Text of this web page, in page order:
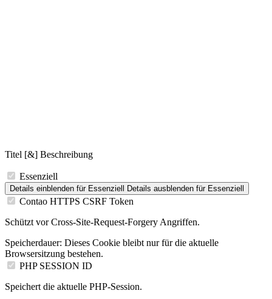
Titel [&] Beschreibung
Essenziell
Details einblenden für Essenziell Details ausblenden für Essenziell
Contao HTTPS CSRF Token
Schützt vor Cross-Site-Request-Forgery Angriffen.
Speicherdauer: Dieses Cookie bleibt nur für die aktuelle
Browsersitzung bestehen.
PHP SESSION ID
Speichert die aktuelle PHP-Session.